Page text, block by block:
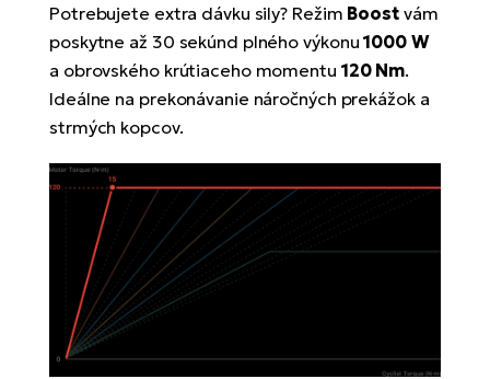
Potrebujete extra dávku sily? Režim Boostvám
poskytne až 30 sekúnd plného výkonu1000 W
a obrovského krútiaceho momentu 120 Nm.
Ideálne na prekonávanie náročných prekážok a
strmých kopcov.